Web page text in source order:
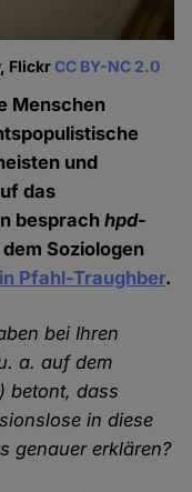
FlickrCC BY-NC 2.0
Menschen
und
das
besprachhpd-
Soziologen
Pfahl-Traughber.
bei Ihren
a. auf dem
betont, dass
in diese
genauer erklären?